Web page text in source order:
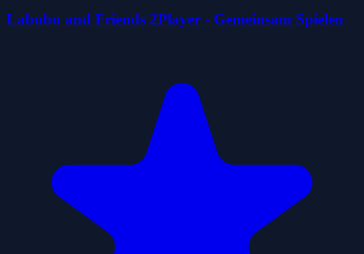
Labubu and Friends 2Player - Gemeinsam Spielen